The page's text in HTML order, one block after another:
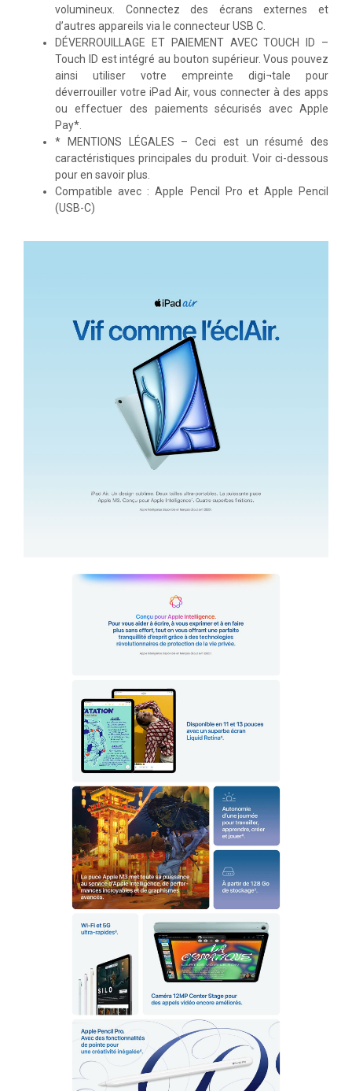
volumineux. Connectez des écrans externes et
d’autres appareils via le connecteur USB C.
DÉVERROUILLAGE ET PAIEMENT AVEC TOUCH ID –
Touch ID est intégré au bouton supérieur. Vous pouvez
ainsi utiliser votre empreinte digi¬tale pour
déverrouiller votre iPad Air, vous connecter à des apps
ou effectuer des paiements sécurisés avec Apple
Pay*.
* MENTIONS LÉGALES – Ceci est un résumé des
caractéristiques principales du produit. Voir ci-dessous
pour en savoir plus.
Compatible avec : Apple Pencil Pro et Apple Pencil
(USB-C)